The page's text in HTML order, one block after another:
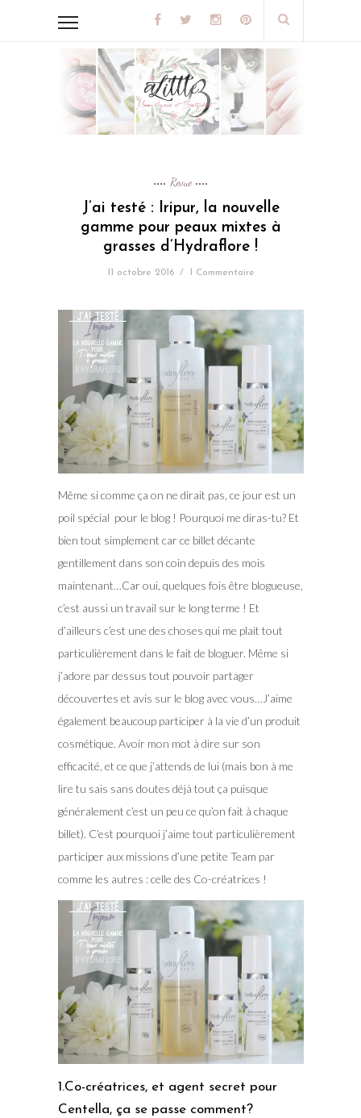
Revue
J’ai testé : Iripur, la nouvelle
gamme pour peaux mixtes à
grasses d’Hydraflore !
11 octobre 2016 / 1 Commentaire
Même si comme ça on ne dirait pas, ce jour est un
poil spécial pour le blog ! Pourquoi me diras-tu? Et
bien tout simplement car ce billet décante
gentillement dans son coin depuis des mois
maintenant…Car oui, quelques fois être blogueuse,
c’est aussi un travail sur le long terme ! Et
d’ailleurs c’est une des choses qui me plait tout
particulièrement dans le fait de bloguer. Même si
j’adore par dessus tout pouvoir partager
découvertes et avis sur le blog avec vous…J’aime
également beaucoup participer à la vie d’un produit
cosmétique. Avoir mon mot à dire sur son
efficacité, et ce que j’attends de lui (mais bon à me
lire tu sais sans doutes déjà tout ça puisque
généralement c’est un peu ce qu’on fait à chaque
billet). C’est pourquoi j’aime tout particulièrement
participer aux missions d’une petite Team par
comme les autres : celle des Co-créatrices !
1.Co-créatrices, et agent secret pour
Centella, ça se passe comment?